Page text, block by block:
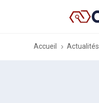
Accueil 5 Actualités